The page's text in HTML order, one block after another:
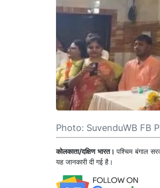
Photo: SuvenduWB FB
कोलकाता/दक्षिण भारत। पश्चिम बंगाल
यह जानकारी दी गई है।